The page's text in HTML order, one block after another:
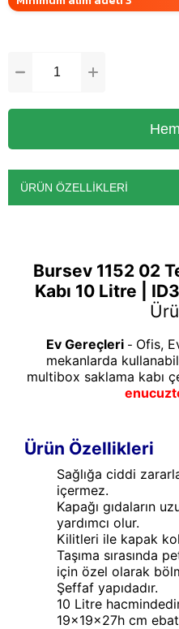
ÜRÜN ÖZELLIKLERI
Bursev 1152 02
Kabı 10 Litre |
Ev Gereçleri - Ofis,
mekanlarda
multibox saklama kabı
Ürün Özellikleri
Sağlığa ciddi
içermez.
Kapağı gıdaların
yardımcı olur.
Kilitleri ile kapak
Taşıma sırasında
için özel olarak
Şeffaf yapıdadır.
10 Litre
19x19x27h cm